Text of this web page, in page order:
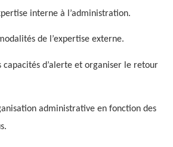
interne à l’administration.
de l’expertise externe.
d’alerte et organiser le retour
administrative en fonction des